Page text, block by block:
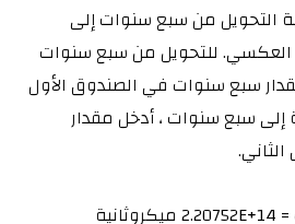
التحويل من سبع سنوات إلى
العكسي. للتحويل من سبع سنوات
سبع سنوات في الصندوق الأول
إلى سبع سنوات ، أدخل مقدار